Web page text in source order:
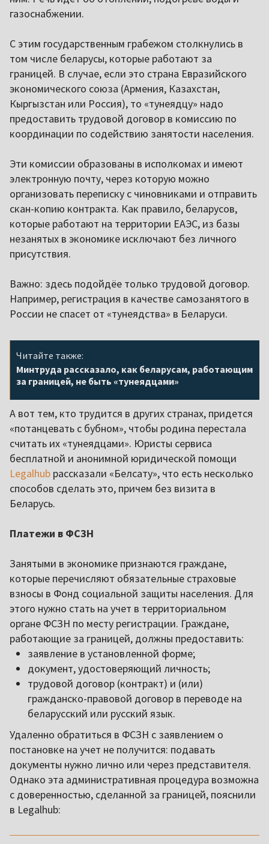
газоснабжении.
С этим государственным грабежом столкнулись в
том числе беларусы, которые работают за
границей. В случае, если это страна Евразийского
экономического союза (Армения, Казахстан,
Кыргызстан или Россия), то «тунеядцу» надо
предоставить трудовой договор в комиссию по
координации по содействию занятости населения.
Эти комиссии образованы в исполкомах и имеют
электронную почту, через которую можно
организовать переписку с чиновниками и отправить
скан-копию контракта. Как правило, беларусов,
которые работают на территории ЕАЭС, из базы
незанятых в экономике исключают без личного
присутствия.
Важно: здесь подойдёе только трудовой договор.
Например, регистрация в качестве самозанятого в
России не спасет от «тунеядства» в Беларуси.
Читайте также:
Минтруда рассказало, как беларусам, работающим
за границей, не быть «тунеядцами»
А вот тем, кто трудится в других странах, придется
«потанцевать с бубном», чтобы родина перестала
считать их «тунеядцами». Юристы сервиса
бесплатной и анонимной юридической помощи
Legalhub рассказали «Белсату», что есть несколько
способов сделать это, причем без визита в
Беларусь.
Платежи в ФСЗН
Занятыми в экономике признаются граждане,
которые перечисляют обязательные страховые
взносы в Фонд социальной защиты населения. Для
этого нужно стать на учет в территориальном
органе ФСЗН по месту регистрации. Граждане,
работающие за границей, должны предоставить:
заявление в установленной форме;
документ, удостоверяющий личность;
трудовой договор (контракт) и (или)
гражданско-правовой договор в переводе на
беларусский или русский язык.
Удаленно обратиться в ФСЗН с заявлением о
постановке на учет не получится: подавать
документы нужно лично или через представителя.
Однако эта административная процедура возможна
с доверенностью, сделанной за границей, пояснили
в Legalhub: